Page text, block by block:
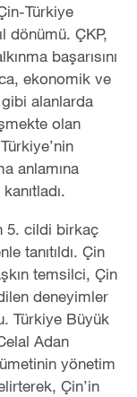
Türkiye
dönümü. ÇKP,
başarısını
ekonomik ve
alanlarda
olan
anlamına
5. cildi birkaç
tanıtıldı. Çin
temsilci, Çin
deneyimler
Türkiye Büyük
Adan
yönetim
Çin’in